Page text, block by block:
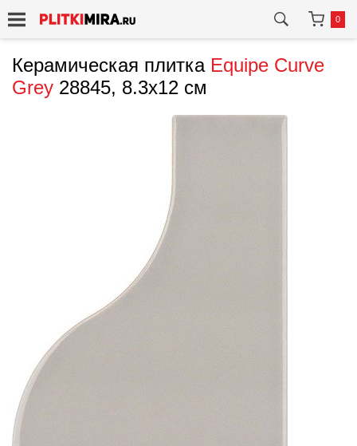
0
Керамическая плитка Equipe Curve
Grey 28845, 8.3x12 см